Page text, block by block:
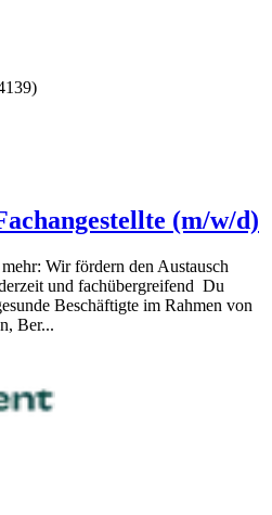
)
(m/w/d)
Wir fördern den Austausch
und fachübergreifend Du
Beschäftigte im Rahmen von
Ber...